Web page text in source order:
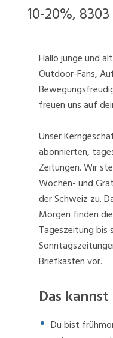
10-20%,
Hallo junge und
Outdoor-Fans,
freuen uns auf
Unser
abonnierten,
Zeitungen. Wir
Wochen- und
der Schweiz zu.
Morgen finden
Tageszeitung bis
Briefkasten vor.
Das
Du bist